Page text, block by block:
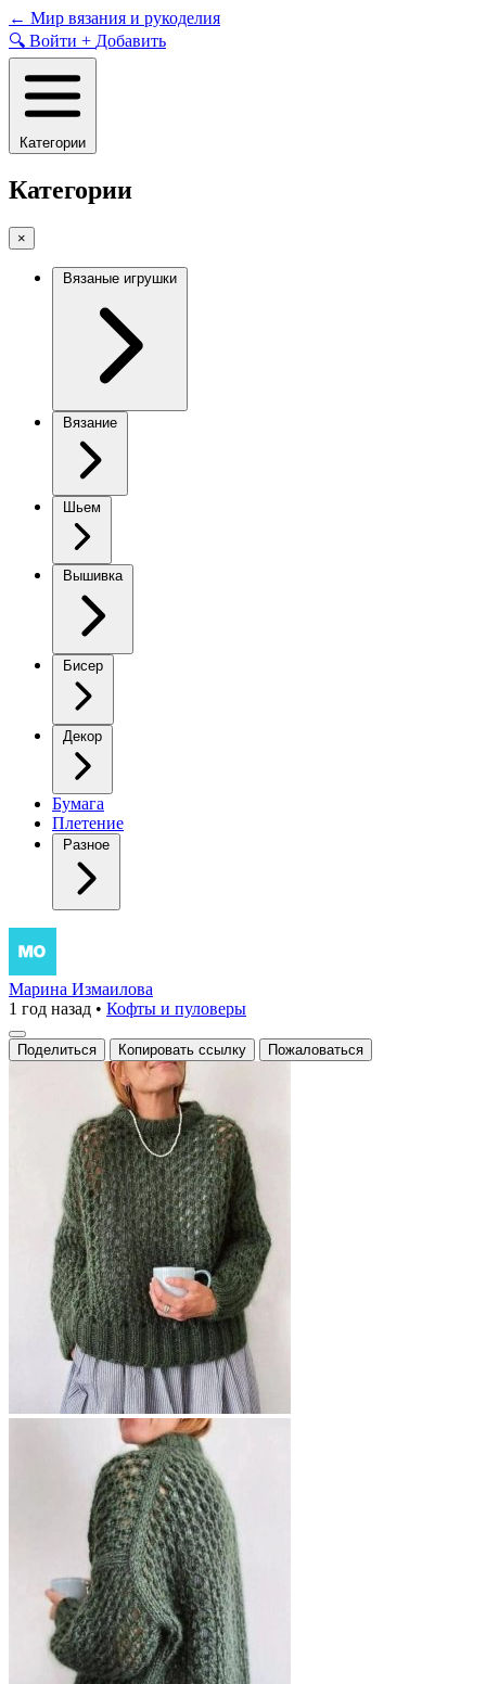
Skip
to
content
← Мир вязания и рукоделия
🔍 Войти + Добавить
Категории
Категории
×
Вязаные игрушки
Вязание
Шьем
Вышивка
Бисер
Декор
Бумага
Плетение
Разное
Очаровательный
образ
представлен
уютным
свитером
мохера
ажурной
вязкой.
Марина Измаилова
1 год назад • Кофты и пуловеры
Поделиться Копировать ссылку Пожаловаться